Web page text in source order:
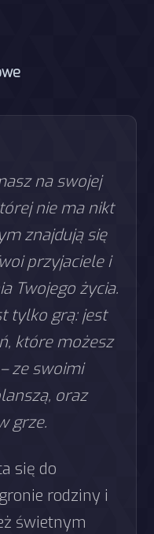
na swojej
nie ma nikt
znajdują się
przyjaciele i
Twojego życia.
tylko grą: jest
które możesz
ze swoimi
oraz
grze.
się do
rodziny i
świetnym